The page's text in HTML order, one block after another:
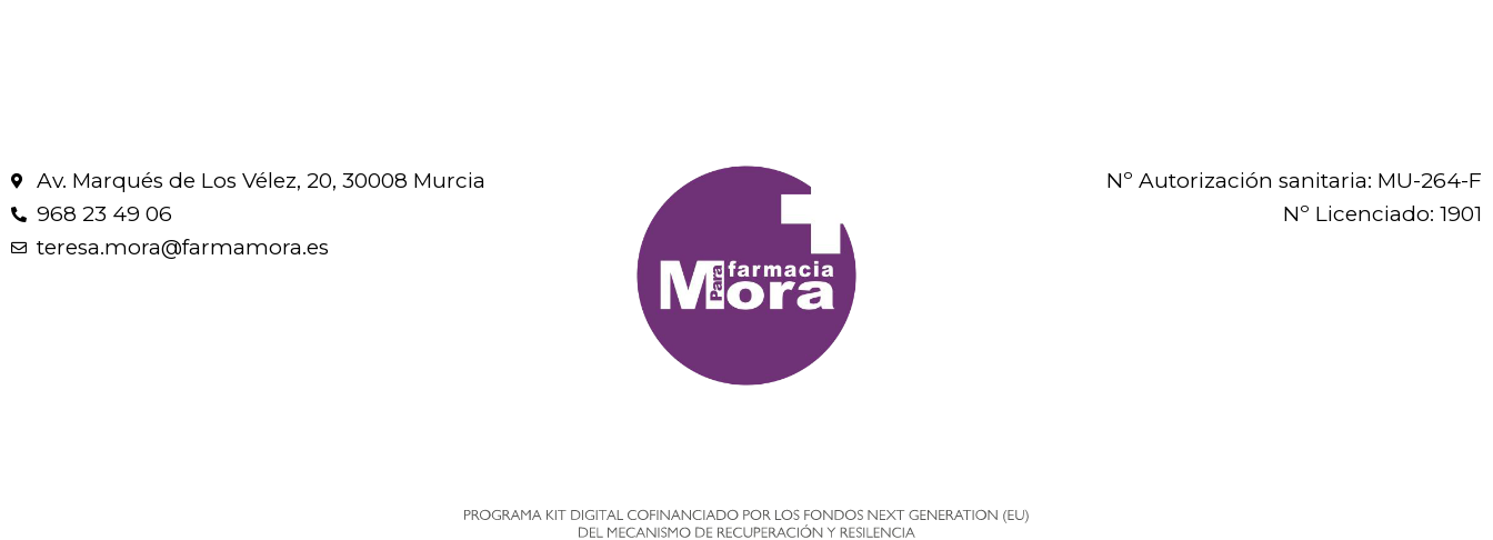
Av. Marqués de Los Vélez, 20, 30008 Murcia
968 23 49 06
teresa.mora@farmamora.es
Nº Autorización sanitaria: MU-264-F
Nº Licenciado: 1901